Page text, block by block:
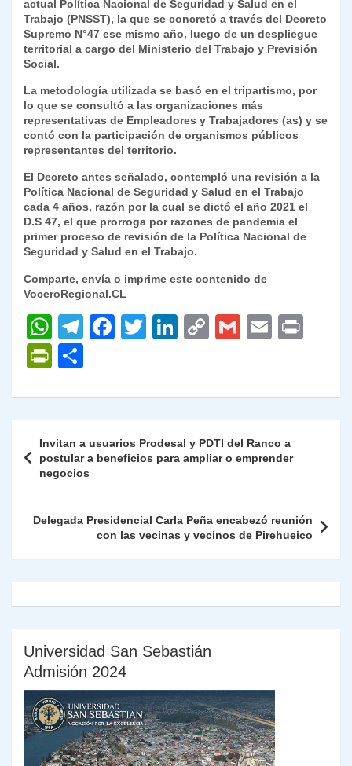
actual Política Nacional de Seguridad y Salud en el
Trabajo (PNSST), la que se concretó a través del Decreto
Supremo N°47 ese mismo año, luego de un despliegue
territorial a cargo del Ministerio del Trabajo y Previsión
Social.
La metodología utilizada se basó en el tripartismo, por
lo que se consultó a las organizaciones más
representativas de Empleadores y Trabajadores (as) y se
contó con la participación de organismos públicos
representantes del territorio.
El Decreto antes señalado, contempló una revisión a la
Política Nacional de Seguridad y Salud en el Trabajo
cada 4 años, razón por la cual se dictó el año 2021 el
D.S 47, el que prorroga por razones de pandemia el
primer proceso de revisión de la Política Nacional de
Seguridad y Salud en el Trabajo.
Comparte, envía o imprime este contenido de
VoceroRegional.CL
W
h
at
s
p
p
T
gr
m
F
e
o
k
T
er
Li
e
n
C
y
n
G
l
E
l
P
nt
Fr
ie
n
dl
y
m
ar
tir
de
entradas
Invitan a usuarios Prodesal y PDTI del Ranco a
postular a beneficios para ampliar o emprender
negocios
Delegada Presidencial Carla Peña encabezó reunión
con las vecinas y vecinos de Pirehueico
Universidad San Sebastián
Admisión 2024